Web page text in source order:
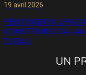
19 avril 2026
PENTINGNYA
KONSTRUKSI
DI BALI
UN